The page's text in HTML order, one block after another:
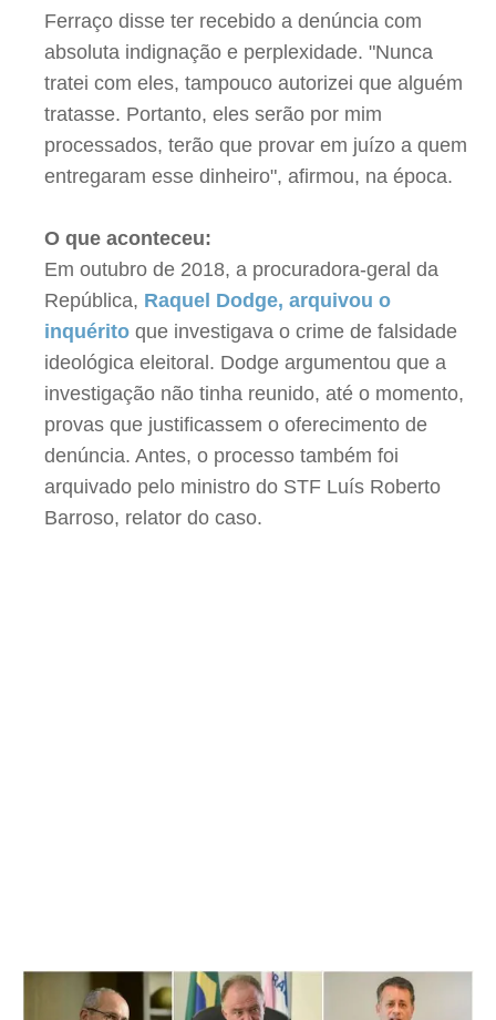
Ferraço disse ter recebido a denúncia com
absoluta indignação e perplexidade. "Nunca
tratei com eles, tampouco autorizei que alguém
tratasse. Portanto, eles serão por mim
processados, terão que provar em juízo a quem
entregaram esse dinheiro", afirmou, na época.
O que aconteceu:
Em outubro de 2018, a procuradora-geral da
República, Raquel Dodge, arquivou o
inquérito que investigava o crime de falsidade
ideológica eleitoral. Dodge argumentou que a
investigação não tinha reunido, até o momento,
provas que justificassem o oferecimento de
denúncia. Antes, o processo também foi
arquivado pelo ministro do STF Luís Roberto
Barroso, relator do caso.